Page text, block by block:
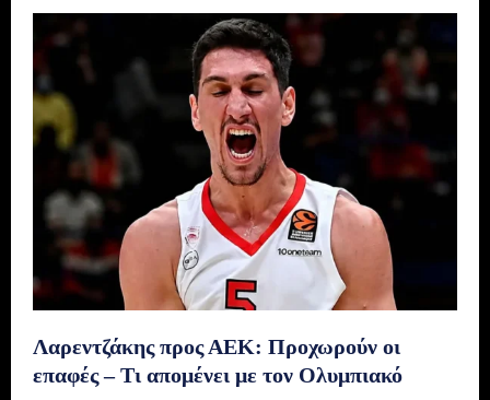
Λαρεντζάκης προς ΑΕΚ: Προχωρούν οι
επαφές – Τι απομένει με τον Ολυμπιακό